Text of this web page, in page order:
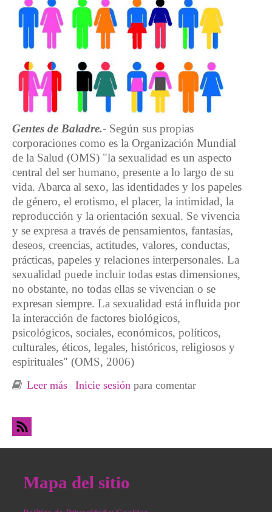
Gentes de Baladre.- Según sus propias
corporaciones como es la Organización Mundial
de la Salud (OMS) "la sexualidad es un aspecto
central del ser humano, presente a lo largo de su
vida. Abarca al sexo, las identidades y los papeles
de género, el erotismo, el placer, la intimidad, la
reproducción y la orientación sexual. Se vivencia
y se expresa a través de pensamientos, fantasías,
deseos, creencias, actitudes, valores, conductas,
prácticas, papeles y relaciones interpersonales. La
sexualidad puede incluir todas estas dimensiones,
no obstante, no todas ellas se vivencian o se
expresan siempre. La sexualidad está influida por
la interacción de factores biológicos,
psicológicos, sociales, económicos, políticos,
culturales, éticos, legales, históricos, religiosos y
espirituales" (OMS, 2006)
Leer más sobre El capitalismo patriarcal es triste
Inicie sesión para comentar
Mapa del sitio